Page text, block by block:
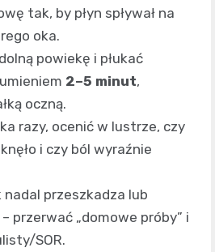
tak, by płyn spływał na
oka.
powiekę i płukać
2–5 minut,
oczną.
razy, ocenić w lustrze, czy
i czy ból wyraźnie
nadal przeszkadza lub
przerwać „domowe próby” i
SOR.